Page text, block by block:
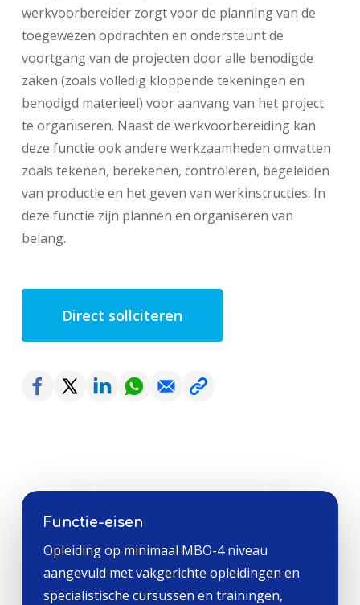
werkvoorbereider zorgt voor de planning van de
toegewezen opdrachten en ondersteunt de
voortgang van de projecten door alle benodigde
zaken (zoals volledig kloppende tekeningen en
benodigd materieel) voor aanvang van het project
te organiseren. Naast de werkvoorbereiding kan
deze functie ook andere werkzaamheden omvatten
zoals tekenen, berekenen, controleren, begeleiden
van productie en het geven van werkinstructies. In
deze functie zijn plannen en organiseren van
belang.
Direct sollciteren
Functie-eisen
Opleiding op minimaal MBO-4 niveau
aangevuld met vakgerichte opleidingen en
specialistische cursussen en trainingen,